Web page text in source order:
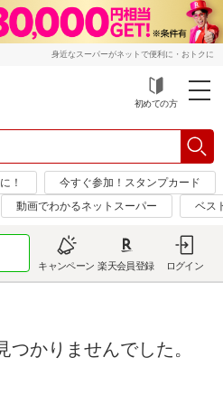
身近なスーパーがネットで便利に・おトクに
初めての方
！
今すぐ参加！スタンプカード
動画でわかるネットスーパー ベス
キャンペーン 楽天会員登録 ログイン
つかりませんでした。